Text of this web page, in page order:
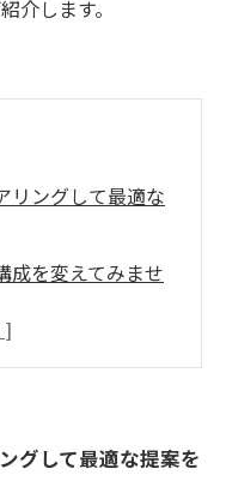
介します。
リングして最適な
成を変えてみませ
適な生活空間を実
グして最適な提案を